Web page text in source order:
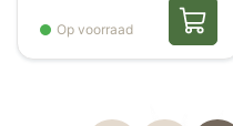
Op voorraad